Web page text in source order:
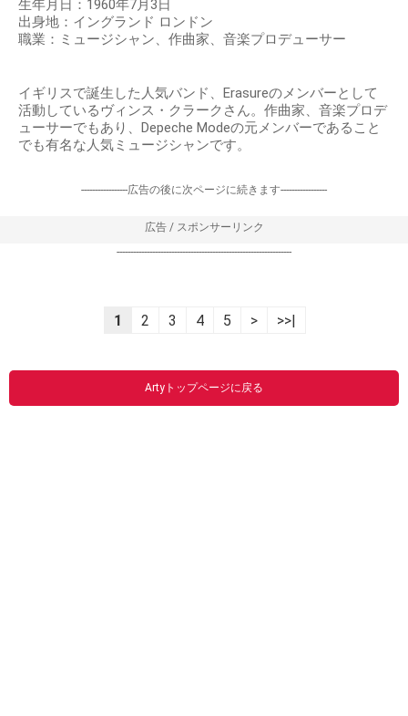
生年月日：1960年7月3日
出身地：イングランド ロンドン
職業：ミュージシャン、作曲家、音楽プロデューサー
イギリスで誕生した人気バンド、Erasureのメンバーとして
活動しているヴィンス・クラークさん。作曲家、音楽プロデ
ューサーでもあり、Depeche Modeの元メンバーであること
でも有名な人気ミュージシャンです。
-----------------広告の後に次ページに続きます-----------------
広告 / スポンサーリンク
----------------------------------------------------------------
1 2 3 4 5 > >>|
Artyトップページに戻る